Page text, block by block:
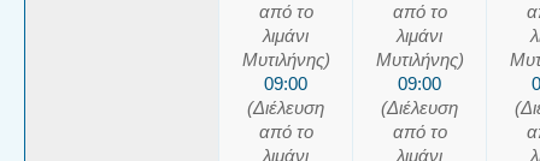
από το
λιμάνι
Μυτιλήνης)
09:00
(Διέλευση
από το
λιμάνι
από το
λιμάνι
Μυτιλήνης)
09:00
(Διέλευση
από το
λιμάνι